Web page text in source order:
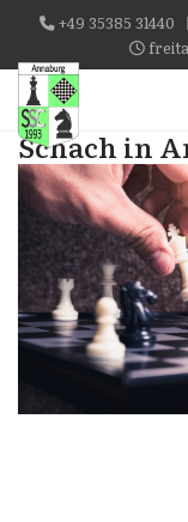
+49 35385 31440
Schach in